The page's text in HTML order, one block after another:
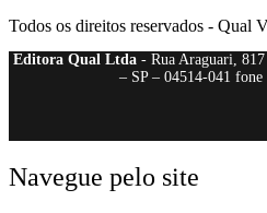
Todos os direitos reservados - Qual
Editora Qual Ltda- Rua Araguari, 817
– SP – 04514-041
Navegue pelo site